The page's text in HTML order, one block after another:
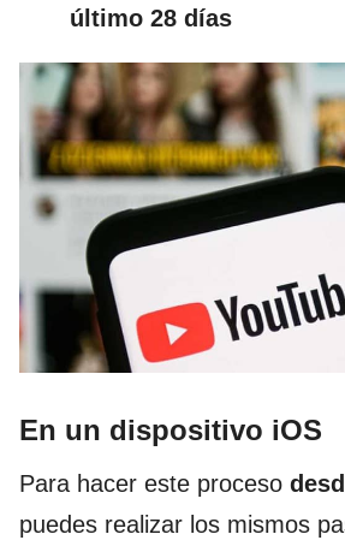
último 28 días
En un dispositivo iOS
Para hacer este proceso
puedes realizar los mismos